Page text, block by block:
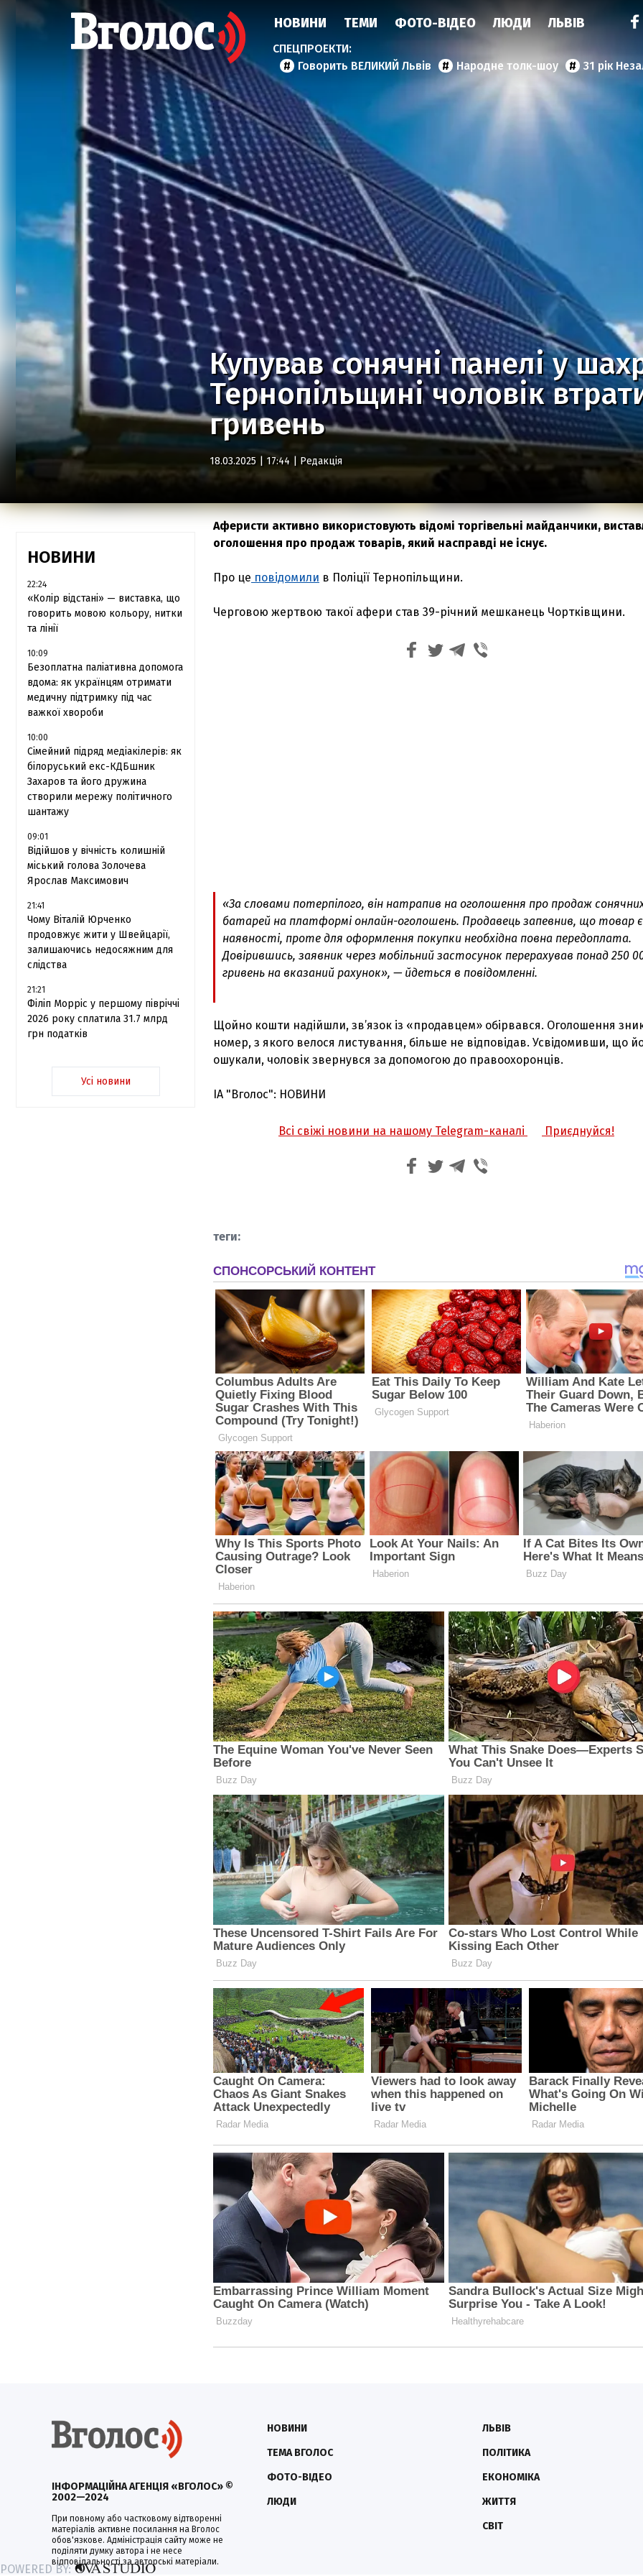
НОВИНИ ТЕМИ ФОТО-ВІДЕО ЛЮДИ ЛЬВІВ
Говорить ВЕЛИКИЙ Львів Народне толк-шоу 31 рік
Купував сонячні панелі у
Тернопільщині чоловік
гривень
18.03.2025 | 17:44 | Редакція
НОВИНИ
22:24
«Колір відстані» — виставка, що
говорить мовою кольору, нитки
та лінії
10:09
Безоплатна паліативна допомога
вдома: як українцям отримати
медичну підтримку під час
важкої хвороби
10:00
Сімейний підряд медіакілерів: як
білоруський екс-КДБшник
Захаров та його дружина
створили мережу політичного
шантажу
09:01
Відійшов у вічність колишній
міський голова Золочева
Ярослав Максимович
21:41
Чому Віталій Юрченко
продовжує жити у Швейцарії,
залишаючись недосяжним для
слідства
21:21
Філіп Морріс у першому півріччі
2026 року сплатила 31.7 млрд
грн податків
Усі новини
Аферисти активно використовують відомі торгівельні майданчики,
оголошення про продаж товарів, який насправді не існує.
Про це повідомили в Поліції Тернопільщини.
Черговою жертвою такої афери став 39-річний мешканець Чортківщини.
«За словами потерпілого, він натрапив на оголошення про продаж
батарей на платформі онлайн-оголошень. Продавець запевнив, що товар
наявності, проте для оформлення покупки необхідна повна передоплата.
Довірившись, заявник через мобільний застосунок перерахував понад 250
гривень на вказаний рахунок», — йдеться в повідомленні.
Щойно кошти надійшли, зв’язок із «продавцем» обірвався. Оголошення
номер, з якого велося листування, більше не відповідав. Усвідомивши, що
ошукали, чоловік звернувся за допомогою до правоохоронців.
ІА "Вголос": НОВИНИ
Всі свіжі новини на нашому Telegram-каналі Приєднуйся!
З'явилося відео знищеного ворожого
ІНФОРМАЦІЙНА АГЕНЦІЯ «ВГОЛОС» ©
2002—2024
При повному або частковому відтворенні
матеріалів активне посилання на Вголос
обов'язкове. Адміністрація сайту може не
поділяти думку автора і не несе
відповідальності за авторські матеріали.
НОВИНИ
ТЕМА ВГОЛОС
ФОТО-ВІДЕО
ЛЮДИ
ЛЬВІВ
ПОЛІТИКА
ЕКОНОМІКА
ЖИТТЯ
СВІТ
POWERED BY: